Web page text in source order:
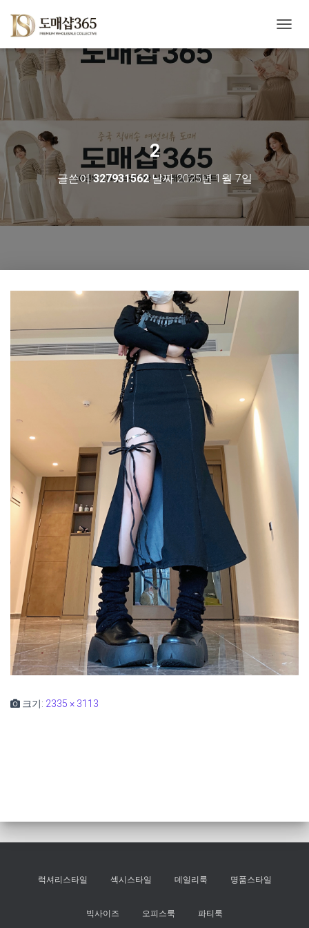
비
게
이
션
2
글쓴이327931562날짜2025년 1월 7일
크기: 2335 × 3113
럭셔리스타일 섹시스타일 데일리룩 명품스타일
빅사이즈 오피스룩 파티룩